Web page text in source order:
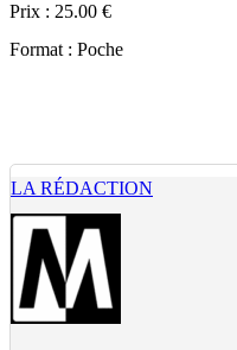
Prix : 25.00 €
Format : Poche
LA RÉDACTION